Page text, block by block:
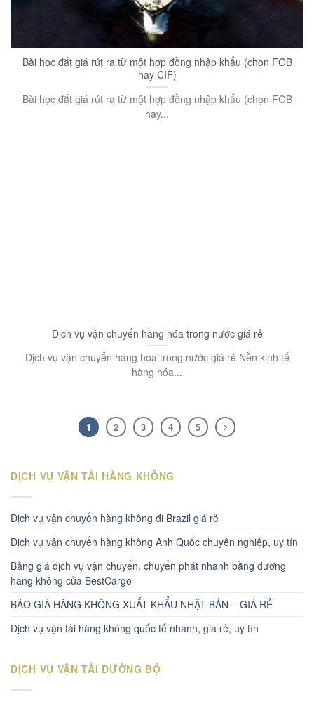
Bài học đắt giá rút ra từ một hợp đồng nhập khẩu (chọn FOB
hay CIF)
Bài học đắt giá rút ra từ một hợp đồng nhập khẩu (chọn FOB
hay...
Dịch vụ vận chuyển hàng hóa trong nước giá rẻ
Dịch vụ vận chuyển hàng hóa trong nước giá rẻ Nền kinh tế
hàng hóa...
1 2 3 4 5
DỊCH VỤ VẬN TẢI HÀNG KHÔNG
Dịch vụ vận chuyển hàng không đi Brazil giá rẻ
Dịch vụ vận chuyển hàng không Anh Quốc chuyên nghiệp, uy tín
Bảng giá dịch vụ vận chuyển, chuyển phát nhanh bằng đường
hàng không của BestCargo
BÁO GIÁ HÀNG KHÔNG XUẤT KHẨU NHẬT BẢN – GIÁ RẺ
Dịch vụ vận tải hàng không quốc tế nhanh, giá rẻ, uy tín
DỊCH VỤ VẬN TẢI ĐƯỜNG BỘ